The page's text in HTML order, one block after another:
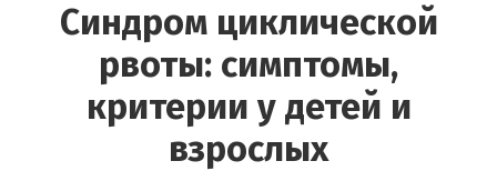
Синдром циклической
рвоты: симптомы,
критерии у детей и
взрослых
Ваш телефон:*